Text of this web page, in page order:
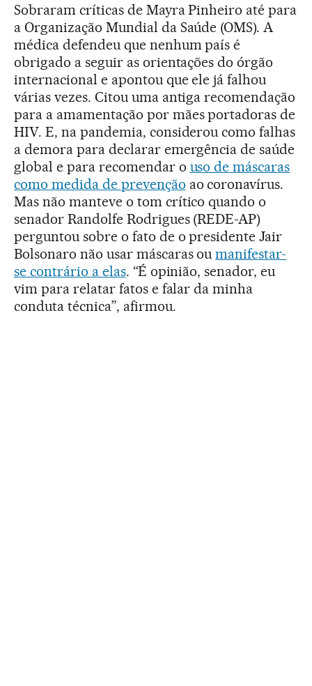
Sobraram críticas de Mayra Pinheiro até para
a Organização Mundial da Saúde (OMS). A
médica defendeu que nenhum país é
obrigado a seguir as orientações do órgão
internacional e apontou que ele já falhou
várias vezes. Citou uma antiga recomendação
para a amamentação por mães portadoras de
HIV. E, na pandemia, considerou como falhas
a demora para declarar emergência de saúde
global e para recomendar o uso de máscaras
como medida de prevenção ao coronavírus.
Mas não manteve o tom crítico quando o
senador Randolfe Rodrigues (REDE-AP)
perguntou sobre o fato de o presidente Jair
Bolsonaro não usar máscaras oumanifestar-
se contrário a elas. “É opinião, senador, eu
vim para relatar fatos e falar da minha
conduta técnica”, afirmou.